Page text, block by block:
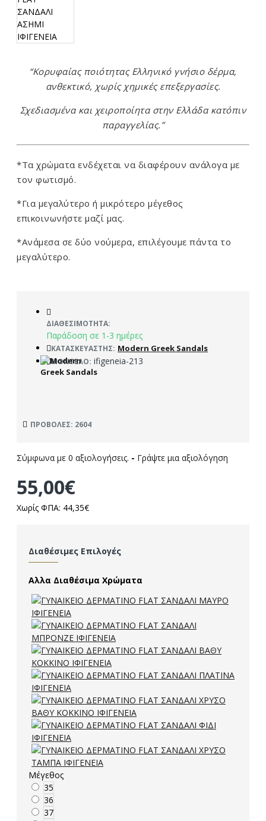
“Κορυφαίας ποιότητας Ελληνικό γνήσιο δέρμα,
ανθεκτικό, χωρίς χημικές επεξεργασίες.
Σχεδιασμένα και χειροποίητα στην Ελλάδα κατόπιν
παραγγελίας.”
*Τα χρώματα ενδέχεται να διαφέρουν ανάλογα με
τον φωτισμό.
*Για μεγαλύτερο ή μικρότερο μέγεθος
επικοινωνήστε μαζί μας.
*Ανάμεσα σε δύο νούμερα, επιλέγουμε πάντα το
μεγαλύτερο.
ΔΙΑΘΕΣΙΜΌΤΗΤΑ:
Παράδοση σε 1-3 ημέρες
ΚΑΤΑΣΚΕΥΑΣΤΉΣ: Modern Greek Sandals
ΜΟΝΤΈΛΟ: ifigeneia-213
ΠΡΟΒΟΛΈΣ: 2604
Σύμφωνα με 0 αξιολογήσεις. - Γράψτε μια αξιολόγηση
55,00€
Χωρίς ΦΠΑ: 44,35€
Διαθέσιμες Επιλογές
Αλλα Διαθέσιμα Χρώματα
Μέγεθος
35
36
37